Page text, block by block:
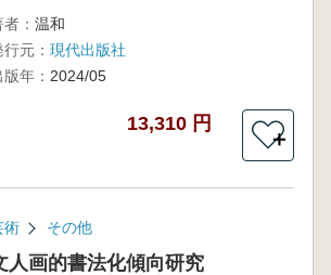
： 温和
元： 現代出版社
版年： 2024/05
13,310 円
＋
術 その他
人画的書法化傾向研究